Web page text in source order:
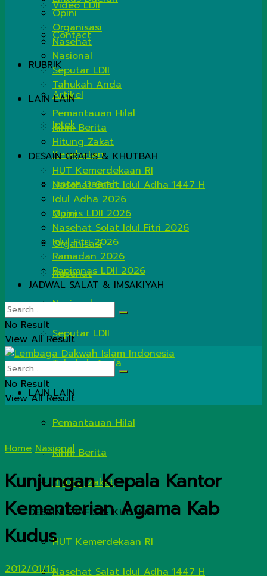
Video LDII
Contact
RUBRIK
Artikel
Iptek
Kesehatan
Lintas Daerah
Opini
Organisasi
Nasehat
Nasional
Seputar LDII
Tahukah Anda
LAIN LAIN
Pemantauan Hilal
Kirim Berita
Hitung Zakat
DESAIN GRAFIS & KHUTBAH
HUT Kemerdekaan RI
Nasehat Salat Idul Adha 1447 H
Opini
Organisasi
Nasehat
Nasional
Seputar LDII
Tahukah Anda
LAIN LAIN
Pemantauan Hilal
Kirim Berita
Hitung Zakat
DESAIN GRAFIS & KHUTBAH
HUT Kemerdekaan RI
Nasehat Salat Idul Adha 1447 H
Idul Adha 2026
Munas LDII 2026
Nasehat Solat Idul Fitri 2026
Idul Fitri 2026
Ramadan 2026
Rapimnas LDII 2026
JADWAL SALAT & IMSAKIYAH
No Result
View All Result
No Result
View All Result
Home Nasional
Kunjungan Kepala Kantor
Kementerian Agama Kab
Kudus
2012/01/16